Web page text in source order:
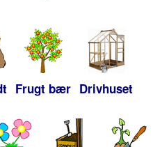
Frugt bær Drivhuset